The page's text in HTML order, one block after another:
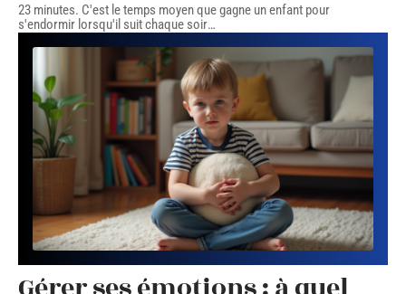
23 minutes. C'est le temps moyen que gagne un enfant pour
s'endormir lorsqu'il suit chaque soir…